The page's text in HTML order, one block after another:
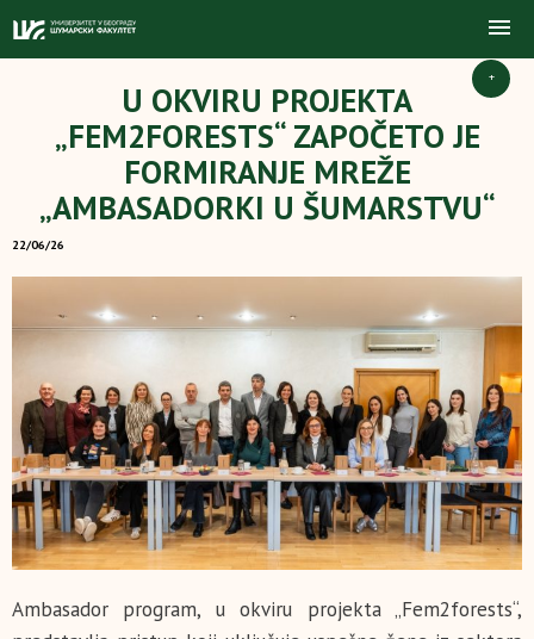
+
U OKVIRU PROJEKTA
„FEM2FORESTS“ ZAPOČETO JE
FORMIRANJE MREŽE
„AMBASADORKI U ŠUMARSTVU“
22/06/26
Ambasador program, u okviru projekta „Fem2forests“,